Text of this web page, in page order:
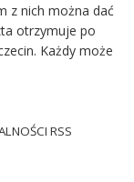
z nich można dać
otrzymuje po
Każdy może
RSS